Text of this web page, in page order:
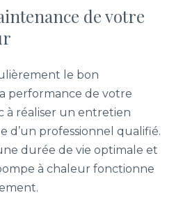
de votre
le bon
performance de votre
à réaliser un entretien
d’un professionnel qualifié.
durée de vie optimale et
à chaleur fonctionne